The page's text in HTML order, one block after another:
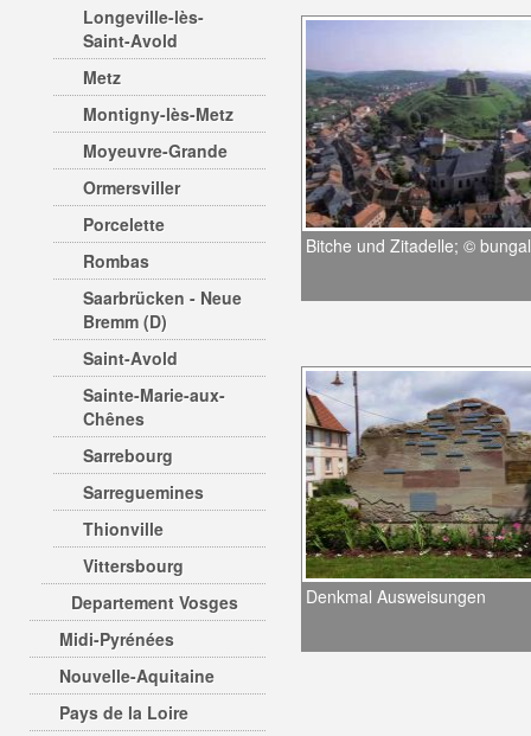
Longeville-lès-
Saint-Avold
Metz
Montigny-lès-Metz
Moyeuvre-Grande
Ormersviller
Porcelette
Rombas
Saarbrücken - Neue
Bremm (D)
Saint-Avold
Sainte-Marie-aux-
Chênes
Sarrebourg
Sarreguemines
Thionville
Vittersbourg
Departement Vosges
Midi-Pyrénées
Nouvelle-Aquitaine
Pays de la Loire
Bitche und Zitadelle; ©
Denkmal Ausweisungen